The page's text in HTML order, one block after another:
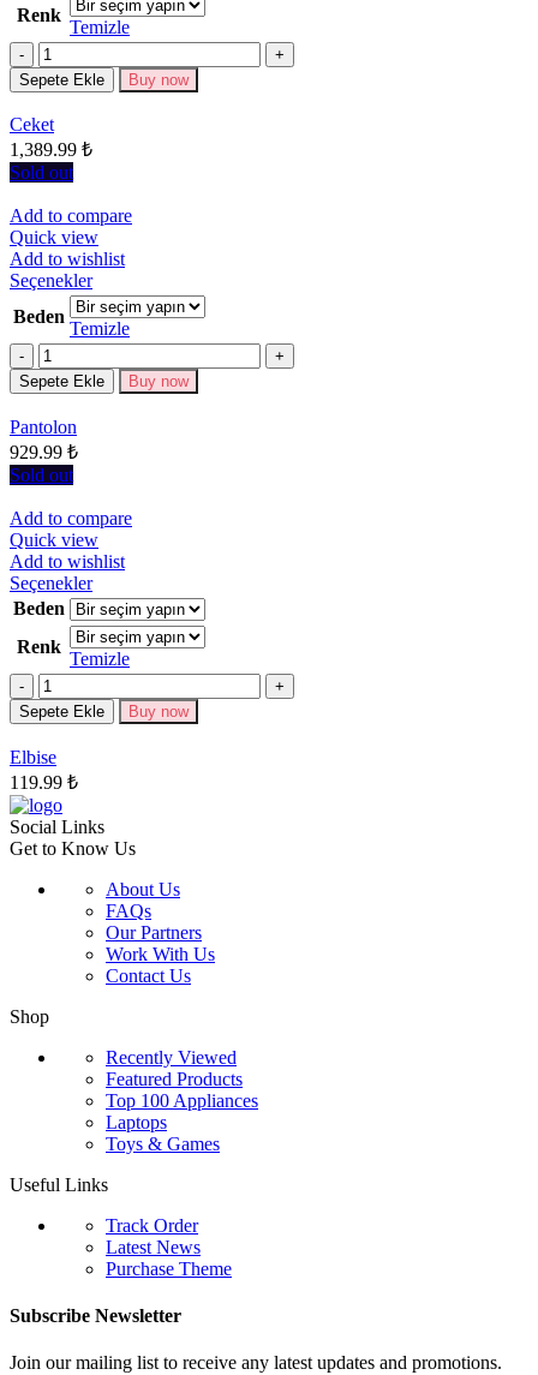
fazla
varyasyonu
Seçenekler
seçilebilir
Renk
Temizle
Miktar
Sepete Ekle Buy now
Ceket
1,389.99 ₺
Sold out
Add to compare
Quick view
Add to wishlist
SeçeneklerBu
ürünün
birden
fazla
varyasyonu
var.
Beden
Temizle
Miktar
Sepete Ekle Buy now
Pantolon
929.99 ₺
Sold out
Add to compare
Quick view
Add to wishlist
SeçeneklerBu
ürünün
birden
fazla
varyasyonu
Seçenekler
Beden
Renk
Temizle
Miktar
Sepete Ekle Buy now
Elbise
119.99 ₺
Social Links
Get to Know Us
About Us
FAQs
Our Partners
Work With Us
Contact Us
Shop
Recently Viewed
Featured Products
Top 100 Appliances
Laptops
Toys & Games
Useful Links
Track Order
Latest News
Purchase Theme
Subscribe Newsletter
Join our mailing list to receive any latest updates and promotions.